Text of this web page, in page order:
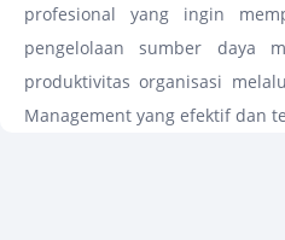
profesional yang ingin
pengelolaan sumber daya
produktivitas organisasi
Management yang efektif dan